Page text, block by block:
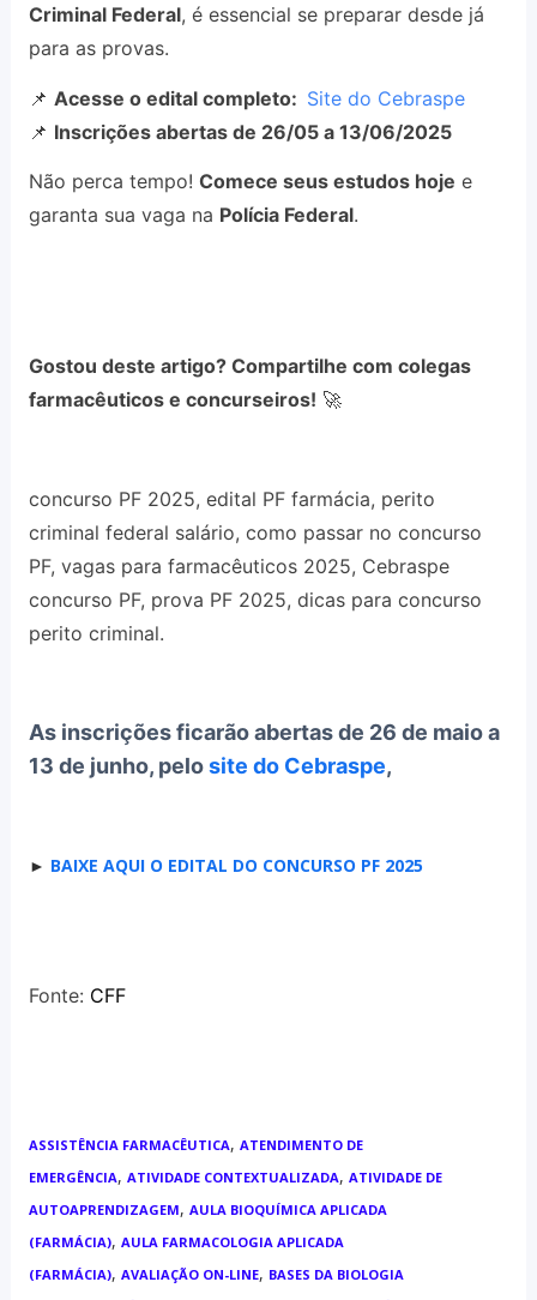
Criminal Federal, é essencial se preparar desde já
para as provas.
📌 Acesse o edital completo: Site do Cebraspe
📌 Inscrições abertas de 26/05 a 13/06/2025
Não perca tempo! Comece seus estudos hoje e
garanta sua vaga na Polícia Federal.
Gostou deste artigo? Compartilhe com colegas
farmacêuticos e concurseiros! 🚀
concurso PF 2025, edital PF farmácia, perito
criminal federal salário, como passar no concurso
PF, vagas para farmacêuticos 2025, Cebraspe
concurso PF, prova PF 2025, dicas para concurso
perito criminal.
As inscrições ficarão abertas de 26 de maio a
13 de junho, pelosite do Cebraspe,
► BAIXE AQUI O EDITAL DO CONCURSO PF 2025
Fonte: CFF
ASSISTÊNCIA FARMACÊUTICA, ATENDIMENTO DE
EMERGÊNCIA, ATIVIDADE CONTEXTUALIZADA, ATIVIDADE DE
AUTOAPRENDIZAGEM, AULA BIOQUÍMICA APLICADA
(FARMÁCIA), AULA FARMACOLOGIA APLICADA
(FARMÁCIA), AVALIAÇÃO ON-LINE, BASES DA BIOLOGIA